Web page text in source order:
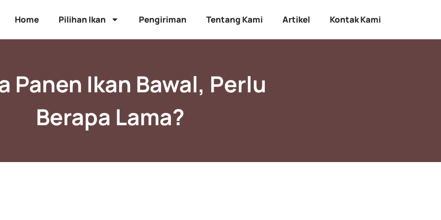
Home Pilihan Ikan Pengiriman Tentang Kami Artikel Kontak Kami
Panen Ikan Bawal, Perlu
Berapa Lama?